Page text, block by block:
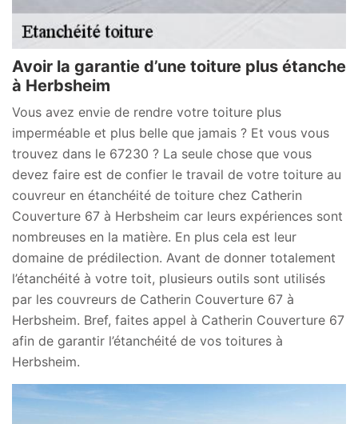
Avoir la garantie d’une toiture plus étanche
à Herbsheim
Vous avez envie de rendre votre toiture plus
imperméable et plus belle que jamais ? Et vous vous
trouvez dans le 67230 ? La seule chose que vous
devez faire est de confier le travail de votre toiture au
couvreur en étanchéité de toiture chez Catherin
Couverture 67 à Herbsheim car leurs expériences sont
nombreuses en la matière. En plus cela est leur
domaine de prédilection. Avant de donner totalement
l’étanchéité à votre toit, plusieurs outils sont utilisés
par les couvreurs de Catherin Couverture 67 à
Herbsheim. Bref, faites appel à Catherin Couverture 67
afin de garantir l’étanchéité de vos toitures à
Herbsheim.